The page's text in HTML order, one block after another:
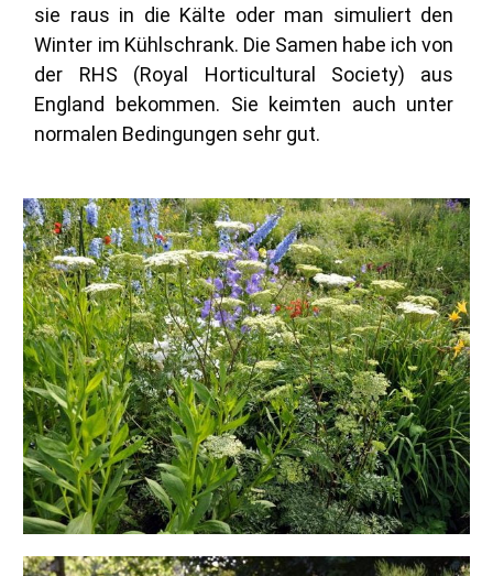
sie raus in die Kälte oder man simuliert den
Winter im Kühlschrank. Die Samen habe ich von
der RHS (Royal Horticultural Society) aus
England bekommen. Sie keimten auch unter
normalen Bedingungen sehr gut.